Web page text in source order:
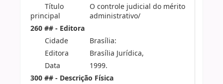
Título
principal
O controle judicial do mérito
administrativo/
260 ## - Editora
Cidade
Brasília:
Editora
Brasília Jurídica,
Data
1999.
300 ## - Descrição Física